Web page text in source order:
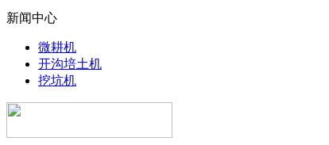
新闻中心
微耕机
开沟培土机
挖坑机